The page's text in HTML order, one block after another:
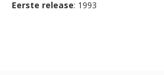
Eerste release: 1993